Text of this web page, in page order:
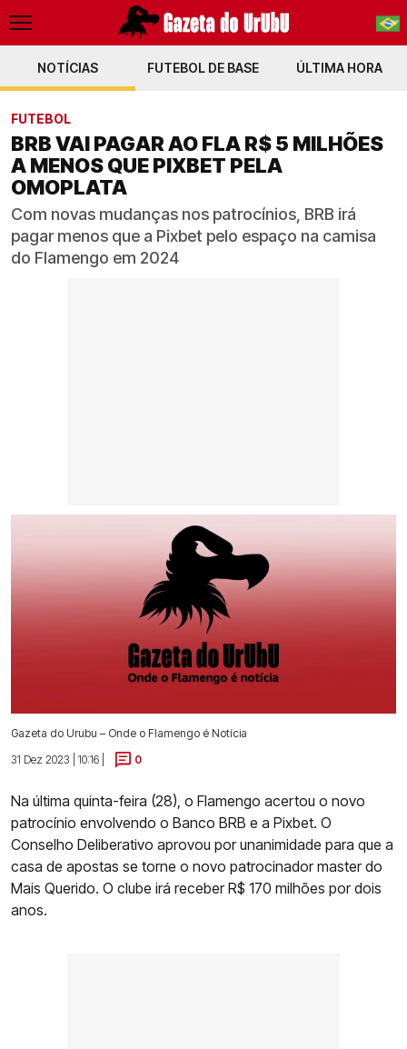
PT-BR
NOTÍCIAS FUTEBOL DE BASE ÚLTIMA HORA
FUTEBOL
BRB VAI PAGAR AO FLA R$ 5 MILHÕES
A MENOS QUE PIXBET PELA
OMOPLATA
Com novas mudanças nos patrocínios, BRB irá
pagar menos que a Pixbet pelo espaço na camisa
do Flamengo em 2024
Gazeta do Urubu – Onde o Flamengo é Notícia
31 Dez 2023 | 10:16 |
0
Na última quinta-feira (28), o Flamengo acertou o novo
patrocínio envolvendo o Banco BRB e a Pixbet. O
Conselho Deliberativo aprovou por unanimidade para que a
casa de apostas se torne o novo patrocinador master do
Mais Querido. O clube irá receber R$ 170 milhões por dois
anos.